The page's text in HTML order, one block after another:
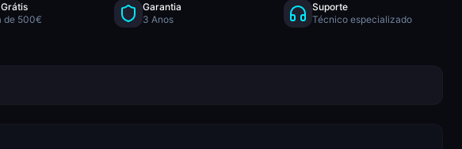
de 500€
Garantia
3 Anos
Suporte
Técnico especializado